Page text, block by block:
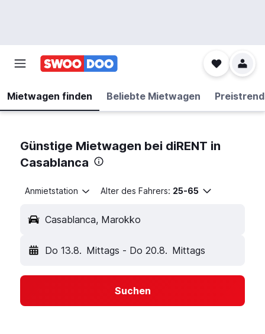
Mietwagen finden Beliebte Mietwagen
Günstige Mietwagen bei diRENT in
Casablanca
Anmietstation Alter des Fahrers: 25-65
Casablanca, Marokko
Do 13.8. Mittags - Do 20.8. Mittags
Suchen